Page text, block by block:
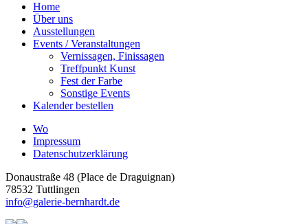
Home
Über uns
Ausstellungen
Events / Veranstaltungen
Vernissagen, Finissagen
Treffpunkt Kunst
Fest der Farbe
Sonstige Events
Kalender bestellen
Wo
Impressum
Datenschutzerklärung
Donaustraße 48 (Place de Draguignan)
78532 Tuttlingen
info@galerie-bernhardt.de